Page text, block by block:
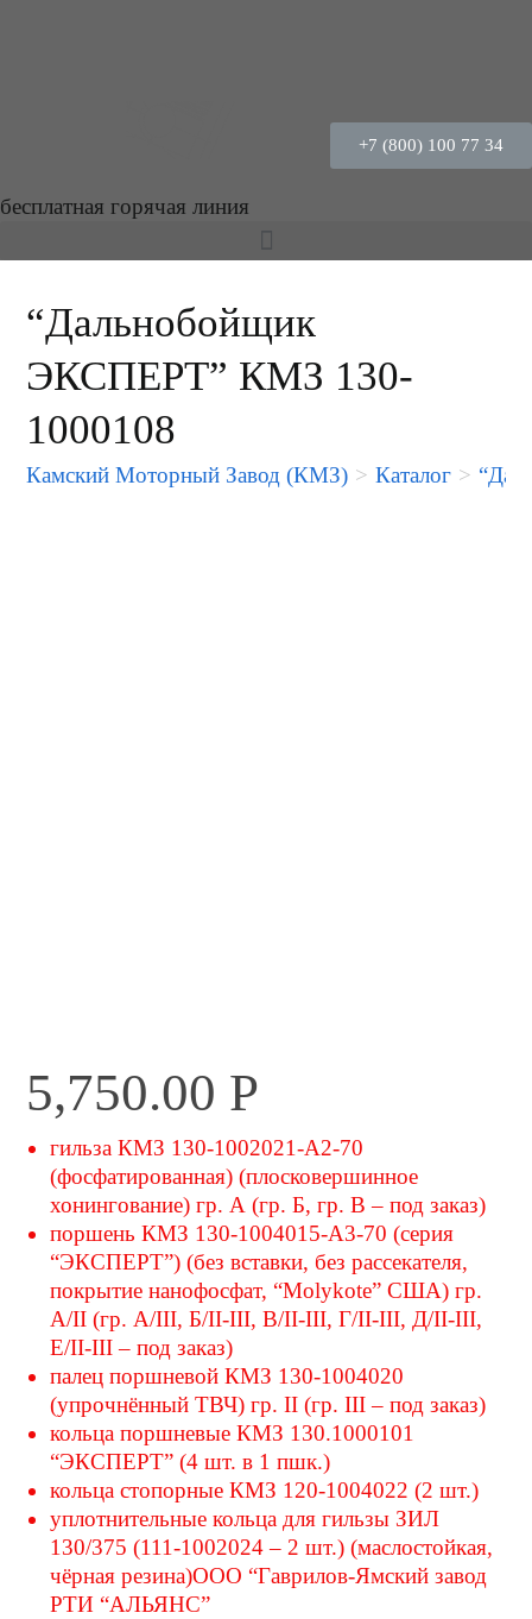
+7 (800) 100 77 34
бесплатная горячая линия
“Дальнобойщик
ЭКСПЕРТ” КМЗ 130-
1000108
Камский Моторный Завод (КМЗ) > Каталог >
5,750.00 Р
гильза КМЗ 130-1002021-А2-70
(фосфатированная) (плосковершинное
хонингование) гр. А (гр. Б, гр. В – под заказ)
поршень КМЗ 130-1004015-А3-70 (серия
“ЭКСПЕРТ”) (без вставки, без рассекателя,
покрытие нанофосфат, “Molykote” США) гр.
А/II (гр. А/III, Б/II-III, В/II-III, Г/II-III, Д/II-III,
Е/II-III – под заказ)
палец поршневой КМЗ 130-1004020
(упрочнённый ТВЧ) гр. II (гр. III – под заказ)
кольца поршневые КМЗ 130.1000101
“ЭКСПЕРТ” (4 шт. в 1 пшк.)
кольца стопорные КМЗ 120-1004022 (2 шт.)
уплотнительные кольца для гильзы ЗИЛ
130/375 (111-1002024 – 2 шт.) (маслостойкая,
чёрная резина)ООО “Гаврилов-Ямский завод
РТИ “АЛЬЯНС”